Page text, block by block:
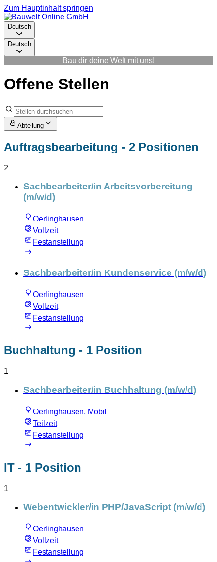
Zum Hauptinhalt springen
Deutsch
Deutsch
Bau dir deine Welt mit uns!
Offene Stellen
Abteilung
Auftragsbearbeitung - 2 Positionen
2
Sachbearbeiter/in Arbeitsvorbereitung
(m/w/d)
Oerlinghausen
Vollzeit
Festanstellung
Sachbearbeiter/in Kundenservice (m/w/d)
Oerlinghausen
Vollzeit
Festanstellung
Buchhaltung - 1 Position
1
Sachbearbeiter/in Buchhaltung (m/w/d)
Oerlinghausen, Mobil
Teilzeit
Festanstellung
IT - 1 Position
1
Webentwickler/in PHP/JavaScript (m/w/d)
Oerlinghausen
Vollzeit
Festanstellung